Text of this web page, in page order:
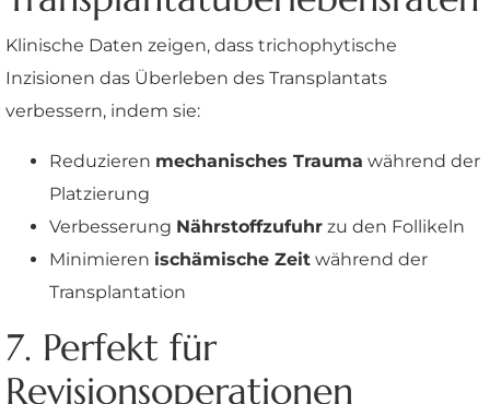
Klinische Daten zeigen, dass trichophytische
Inzisionen das Überleben des Transplantats
verbessern, indem sie:
Reduzieren mechanisches Trauma während der
Platzierung
Verbesserung Nährstoffzufuhr zu den Follikeln
Minimieren ischämische Zeit während der
Transplantation
7. Perfekt für
Revisionsoperationen